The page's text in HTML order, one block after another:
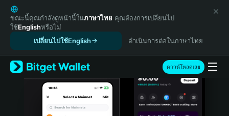
English
日本語
Tiếng Việt
Español (Latinoamérica)
Türkçe
Italiano
ขณะนี้คุณกำลังดูหน้านี้ในภาษาไทย คุณต้องการเปลี่ยนไป
ใช้Englishหรือไม่
เปลี่ยนไปใช้English
ดำเนินการต่อในภาษาไทย
ดาวน์โหลดเลย